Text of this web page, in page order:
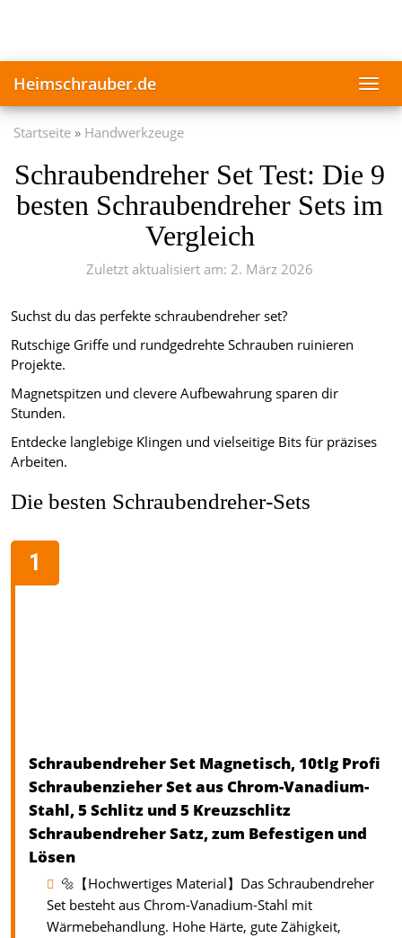
Heimschrauber.de
Startseite Handwerkzeuge
Schraubendreher Set Test: Die 9
besten Schraubendreher Sets im
Vergleich
Zuletzt aktualisiert am: 2. März 2026
Suchst du das perfekte schraubendreher set?
Rutschige Griffe und rundgedrehte Schrauben ruinieren
Projekte.
Magnetspitzen und clevere Aufbewahrung sparen dir
Stunden.
Entdecke langlebige Klingen und vielseitige Bits für präzises
Arbeiten.
Die besten Schraubendreher-Sets
Schraubendreher Set Magnetisch, 10tlg Profi
Schraubenzieher Set aus Chrom-Vanadium-
Stahl, 5 Schlitz und 5 Kreuzschlitz
Schraubendreher Satz, zum Befestigen und
Lösen
🔩【Hochwertiges Material】Das Schraubendreher
Set besteht aus Chrom-Vanadium-Stahl mit
Wärmebehandlung. Hohe Härte, gute Zähigkeit,